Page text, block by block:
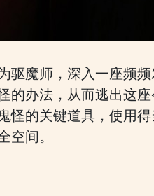
驱魔师，深入一座频
的办法，从而逃出这
怪的关键道具，使用
空间。